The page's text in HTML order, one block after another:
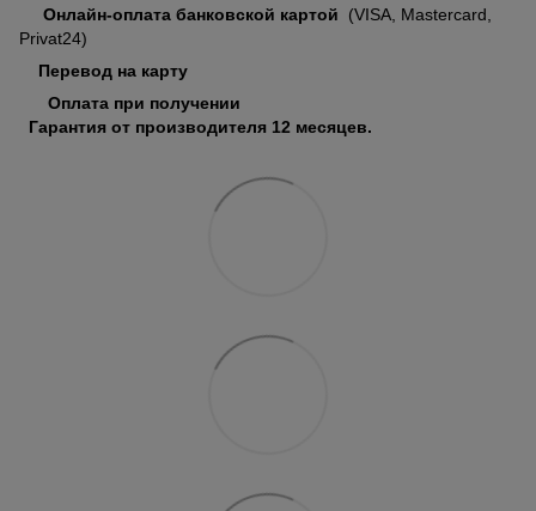
Онлайн-оплата банковской картой
(VISA, Mastercard,
Privat24)
Перевод на карту
Оплата при получении
Гарантия от производителя 12 месяцев.